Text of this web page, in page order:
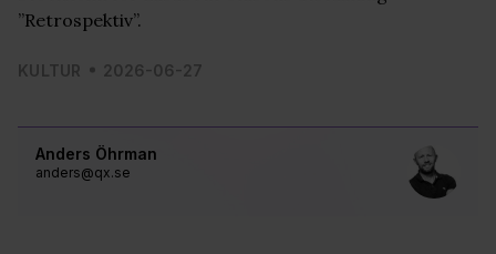
Anders Öhrman
anders@qx.se
”Retrospektiv”.
KULTUR 2026-06-27